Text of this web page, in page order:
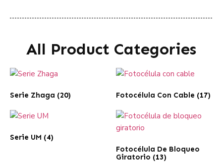
All Product Categories
Serie Zhaga (20) Fotocélula Con Cable (17)
Serie UM (4)
Fotocélula De Bloqueo
Giratorio (13)